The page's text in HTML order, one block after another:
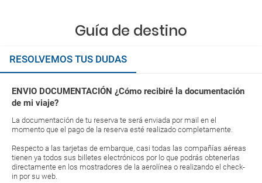
Guía de destino
RESOLVEMOS TUS DUDAS
ENVIO DOCUMENTACIÓN ¿Cómo recibiré la documentación
de mi viaje?
La documentación de tu reserva te será enviada por mail en el
momento que el pago de la reserva esté realizado completamente.
Respecto a las tarjetas de embarque, casi todas las compañías aéreas
tienen ya todos sus billetes electrónicos por lo que podrás obtenerlas
directamente en los mostradores de la aerolínea o realizando el check-
in por su web.